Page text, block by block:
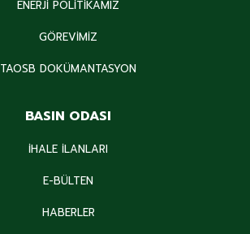
ENERJİ POLİTİKAMIZ
GÖREVİMİZ
TAOSB DOKÜMANTASYON
BASIN ODASI
İHALE İLANLARI
E-BÜLTEN
HABERLER